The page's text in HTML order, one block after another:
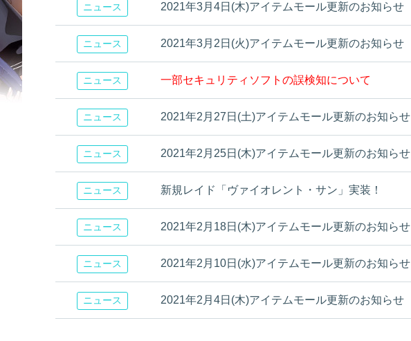
ニュース 2021年3月4日(木)アイテムモール更新のお知らせ
ニュース 2021年3月2日(火)アイテムモール更新のお知らせ
ニュース 一部セキュリティソフトの誤検知について
ニュース 2021年2月27日(土)アイテムモール更新のお知らせ
ニュース 2021年2月25日(木)アイテムモール更新のお知らせ
ニュース 新規レイド「ヴァイオレント・サン」実装！
ニュース 2021年2月18日(木)アイテムモール更新のお知らせ
ニュース 2021年2月10日(水)アイテムモール更新のお知らせ
ニュース 2021年2月4日(木)アイテムモール更新のお知らせ